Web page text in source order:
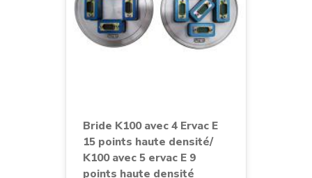
Bride K100 avec 4 Ervac E
15 points haute densité/
K100 avec 5 ervac E 9
points haute densité